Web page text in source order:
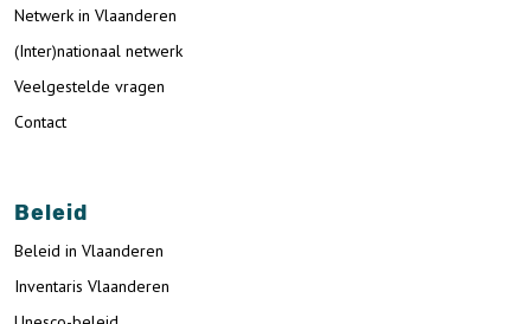
Netwerk in Vlaanderen
(Inter)nationaal netwerk
Veelgestelde vragen
Contact
Beleid
Beleid in Vlaanderen
Inventaris Vlaanderen